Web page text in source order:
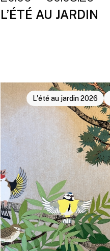
L’ÉTÉ AU JARDIN
L'été au jardin 2026